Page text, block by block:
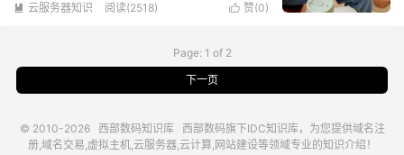
 云服务器知识 阅读(2518)  赞(0)
Page: 1 of 2
下一页
© 2010-2026 西部数码知识库 西部数码旗下IDC知识库，为您提供域名注
册,域名交易,虚拟主机,云服务器,云计算,网站建设等领域专业的知识介绍！